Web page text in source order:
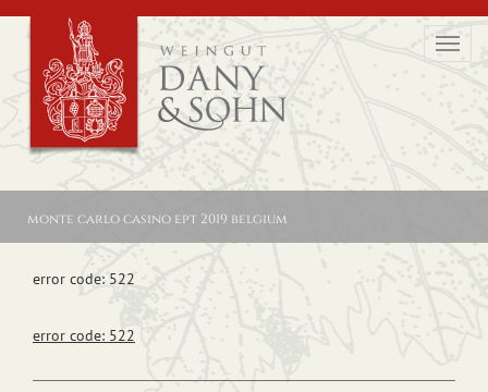
monte carlo casino ept 2019 belgium
error code: 522
error code: 522